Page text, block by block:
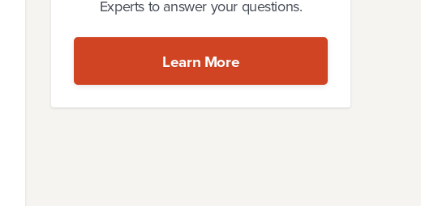
Experts to answer your questions.
Learn More